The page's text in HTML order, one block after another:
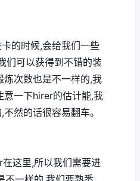
的时候,会给我们一些
们可以获得到不错的装
次数也是不一样的,我
意一下hirer的估计能,我
然的话很容易翻车。
这里,所以我们需要进